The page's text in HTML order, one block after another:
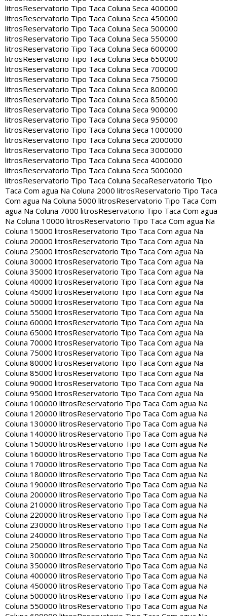
litrosReservatorio Tipo Taca Coluna Seca 400000
litrosReservatorio Tipo Taca Coluna Seca 450000
litrosReservatorio Tipo Taca Coluna Seca 500000
litrosReservatorio Tipo Taca Coluna Seca 550000
litrosReservatorio Tipo Taca Coluna Seca 600000
litrosReservatorio Tipo Taca Coluna Seca 650000
litrosReservatorio Tipo Taca Coluna Seca 700000
litrosReservatorio Tipo Taca Coluna Seca 750000
litrosReservatorio Tipo Taca Coluna Seca 800000
litrosReservatorio Tipo Taca Coluna Seca 850000
litrosReservatorio Tipo Taca Coluna Seca 900000
litrosReservatorio Tipo Taca Coluna Seca 950000
litrosReservatorio Tipo Taca Coluna Seca 1000000
litrosReservatorio Tipo Taca Coluna Seca 2000000
litrosReservatorio Tipo Taca Coluna Seca 3000000
litrosReservatorio Tipo Taca Coluna Seca 4000000
litrosReservatorio Tipo Taca Coluna Seca 5000000
litrosReservatorio Tipo Taca Coluna SecaReservatorio Tipo
Taca Com agua Na Coluna 2000 litrosReservatorio Tipo Taca
Com agua Na Coluna 5000 litrosReservatorio Tipo Taca Com
agua Na Coluna 7000 litrosReservatorio Tipo Taca Com agua
Na Coluna 10000 litrosReservatorio Tipo Taca Com agua Na
Coluna 15000 litrosReservatorio Tipo Taca Com agua Na
Coluna 20000 litrosReservatorio Tipo Taca Com agua Na
Coluna 25000 litrosReservatorio Tipo Taca Com agua Na
Coluna 30000 litrosReservatorio Tipo Taca Com agua Na
Coluna 35000 litrosReservatorio Tipo Taca Com agua Na
Coluna 40000 litrosReservatorio Tipo Taca Com agua Na
Coluna 45000 litrosReservatorio Tipo Taca Com agua Na
Coluna 50000 litrosReservatorio Tipo Taca Com agua Na
Coluna 55000 litrosReservatorio Tipo Taca Com agua Na
Coluna 60000 litrosReservatorio Tipo Taca Com agua Na
Coluna 65000 litrosReservatorio Tipo Taca Com agua Na
Coluna 70000 litrosReservatorio Tipo Taca Com agua Na
Coluna 75000 litrosReservatorio Tipo Taca Com agua Na
Coluna 80000 litrosReservatorio Tipo Taca Com agua Na
Coluna 85000 litrosReservatorio Tipo Taca Com agua Na
Coluna 90000 litrosReservatorio Tipo Taca Com agua Na
Coluna 95000 litrosReservatorio Tipo Taca Com agua Na
Coluna 100000 litrosReservatorio Tipo Taca Com agua Na
Coluna 120000 litrosReservatorio Tipo Taca Com agua Na
Coluna 130000 litrosReservatorio Tipo Taca Com agua Na
Coluna 140000 litrosReservatorio Tipo Taca Com agua Na
Coluna 150000 litrosReservatorio Tipo Taca Com agua Na
Coluna 160000 litrosReservatorio Tipo Taca Com agua Na
Coluna 170000 litrosReservatorio Tipo Taca Com agua Na
Coluna 180000 litrosReservatorio Tipo Taca Com agua Na
Coluna 190000 litrosReservatorio Tipo Taca Com agua Na
Coluna 200000 litrosReservatorio Tipo Taca Com agua Na
Coluna 210000 litrosReservatorio Tipo Taca Com agua Na
Coluna 220000 litrosReservatorio Tipo Taca Com agua Na
Coluna 230000 litrosReservatorio Tipo Taca Com agua Na
Coluna 240000 litrosReservatorio Tipo Taca Com agua Na
Coluna 250000 litrosReservatorio Tipo Taca Com agua Na
Coluna 300000 litrosReservatorio Tipo Taca Com agua Na
Coluna 350000 litrosReservatorio Tipo Taca Com agua Na
Coluna 400000 litrosReservatorio Tipo Taca Com agua Na
Coluna 450000 litrosReservatorio Tipo Taca Com agua Na
Coluna 500000 litrosReservatorio Tipo Taca Com agua Na
Coluna 550000 litrosReservatorio Tipo Taca Com agua Na